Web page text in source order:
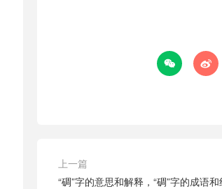
 
上一篇
“碉”字的意思和解释，“碉”字的成语和